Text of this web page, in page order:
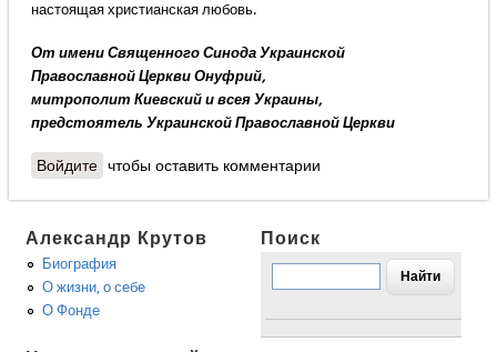
настоящая христианская любовь.
От имени Священного Синода Украинской
Православной Церкви Онуфрий,
митрополит Киевский и всея Украины,
предстоятель Украинской Православной Церкви
Войдите чтобы оставить комментарии
Александр Крутов
Биография
О жизни, о себе
О Фонде
Поиск